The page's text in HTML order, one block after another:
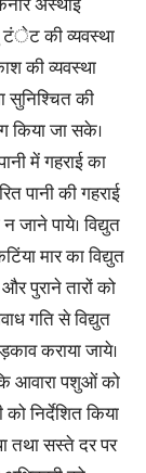
टंेट की व्यवस्था
की व्यवस्था
सुनिश्चित की
किया जा सके।
में गहराई का
पानी की गहराई
जाने पाये। विद्युत
मार का विद्युत
पुराने तारों को
गति से विद्युत
कराया जाये।
आवारा पशुओं को
निर्देशित किया
तथा सस्ते दर पर